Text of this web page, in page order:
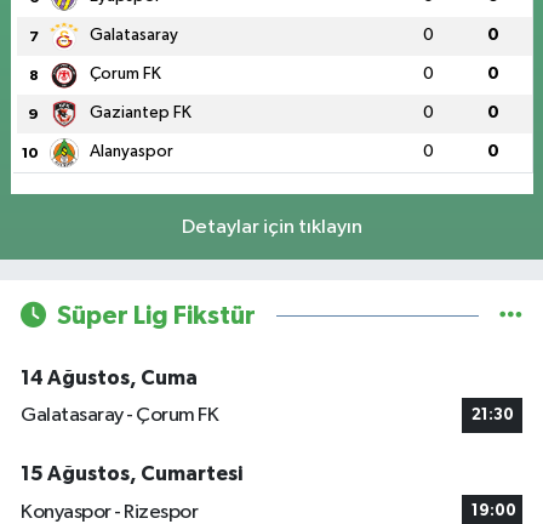
7 Galatasaray 0 0
8 Çorum FK 0 0
9 Gaziantep FK 0 0
10 Alanyaspor 0 0
Detaylar için tıklayın
Süper Lig Fikstür
14 Ağustos, Cuma
Galatasaray - Çorum FK
21:30
15 Ağustos, Cumartesi
Konyaspor - Rizespor
19:00